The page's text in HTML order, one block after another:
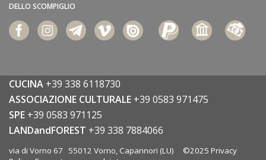
DELLO SCOMPIGLIO
CUCINA +39 338 6118730
ASSOCIAZIONE CULTURALE +39 0583 971475
SPE +39 0583 971125
LANDandFOREST +39 338 7884066
via di Vorno 67 55012 Vorno, Capannori (LU) ©2025 Privacy